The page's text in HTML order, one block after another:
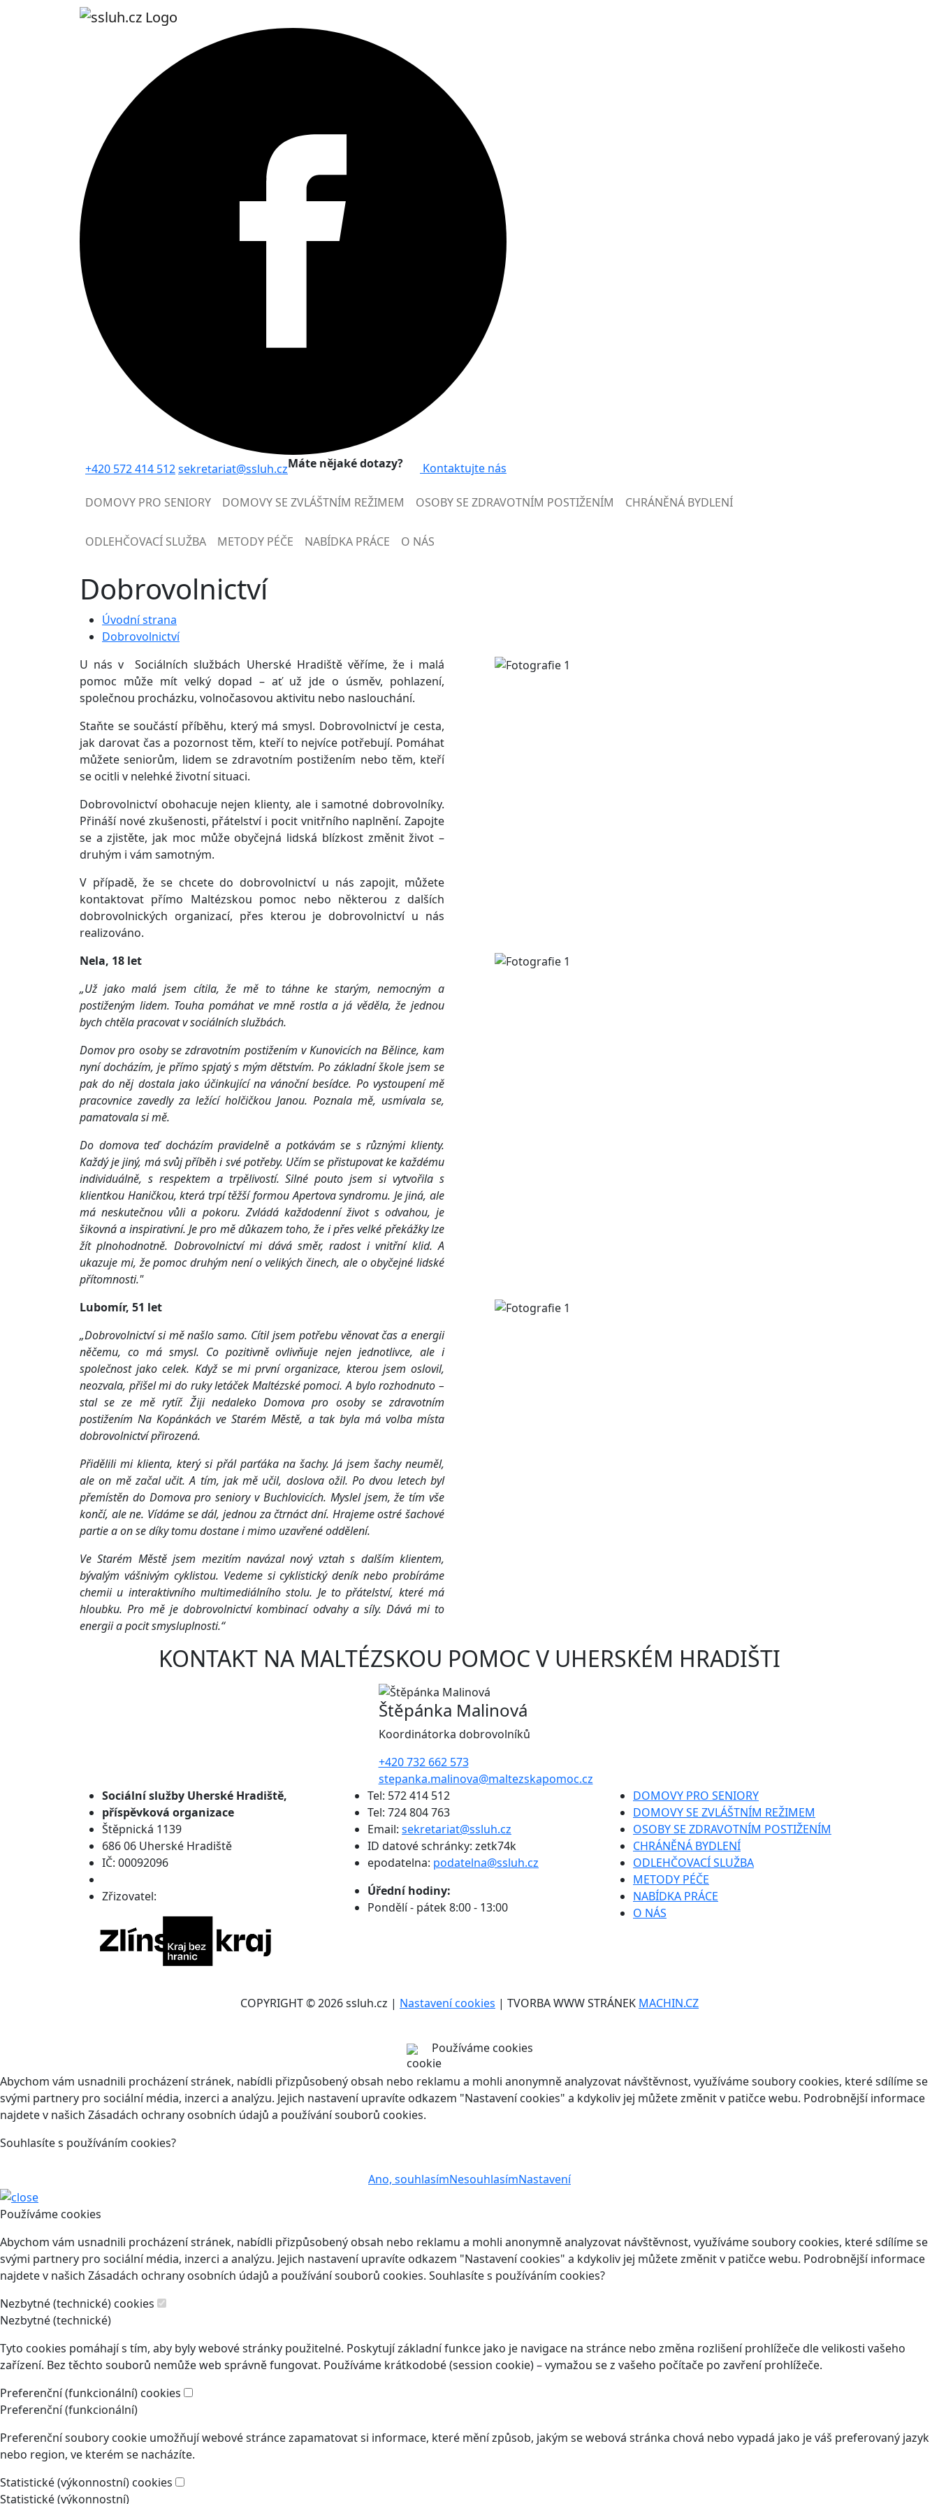
+420 572 414 512sekretariat@ssluh.czMáte nějaké dotazy? Kontaktujte nás
DOMOVY PRO SENIORY DOMOVY SE ZVLÁŠTNÍM REŽIMEM OSOBY SE ZDRAVOTNÍM POSTIŽENÍM CHRÁNĚNÁ BYDLENÍ
ODLEHČOVACÍ SLUŽBA METODY PÉČE NABÍDKA PRÁCE O NÁS
Dobrovolnictví
Úvodní strana
Dobrovolnictví
U nás v Sociálních službách Uherské Hradiště věříme, že i malá
pomoc může mít velký dopad – ať už jde o úsměv, pohlazení,
společnou procházku, volnočasovou aktivitu nebo naslouchání.
Staňte se součástí příběhu, který má smysl. Dobrovolnictví je cesta,
jak darovat čas a pozornost těm, kteří to nejvíce potřebují. Pomáhat
můžete seniorům, lidem se zdravotním postižením nebo těm, kteří
se ocitli v nelehké životní situaci.
Dobrovolnictví obohacuje nejen klienty, ale i samotné dobrovolníky.
Přináší nové zkušenosti, přátelství i pocit vnitřního naplnění. Zapojte
se a zjistěte, jak moc může obyčejná lidská blízkost změnit život –
druhým i vám samotným.
V případě, že se chcete do dobrovolnictví u nás zapojit, můžete
kontaktovat přímo Maltézskou pomoc nebo některou z dalších
dobrovolnických organizací, přes kterou je dobrovolnictví u nás
realizováno.
Nela, 18 let
„Už jako malá jsem cítila, že mě to táhne ke starým, nemocným a
postiženým lidem. Touha pomáhat ve mně rostla a já věděla, že jednou
bych chtěla pracovat v sociálních službách.
Domov pro osoby se zdravotním postižením v Kunovicích na Bělince, kam
nyní docházím, je přímo spjatý s mým dětstvím. Po základní škole jsem se
pak do něj dostala jako účinkující na vánoční besídce. Po vystoupení mě
pracovnice zavedly za ležící holčičkou Janou. Poznala mě, usmívala se,
pamatovala si mě.
Do domova teď docházím pravidelně a potkávám se s různými klienty.
Každý je jiný, má svůj příběh i své potřeby. Učím se přistupovat ke každému
individuálně, s respektem a trpělivostí. Silné pouto jsem si vytvořila s
klientkou Haničkou, která trpí těžší formou Apertova syndromu. Je jiná, ale
má neskutečnou vůli a pokoru. Zvládá každodenní život s odvahou, je
šikovná a inspirativní. Je pro mě důkazem toho, že i přes velké překážky lze
žít plnohodnotně. Dobrovolnictví mi dává směr, radost i vnitřní klid. A
ukazuje mi, že pomoc druhým není o velikých činech, ale o obyčejné lidské
přítomnosti."
Lubomír, 51 let
„Dobrovolnictví si mě našlo samo. Cítil jsem potřebu věnovat čas a energii
něčemu, co má smysl. Co pozitivně ovlivňuje nejen jednotlivce, ale i
společnost jako celek. Když se mi první organizace, kterou jsem oslovil,
neozvala, přišel mi do ruky letáček Maltézské pomoci. A bylo rozhodnuto –
stal se ze mě rytíř. Žiji nedaleko Domova pro osoby se zdravotním
postižením Na Kopánkách ve Starém Městě, a tak byla má volba místa
dobrovolnictví přirozená.
Přidělili mi klienta, který si přál parťáka na šachy. Já jsem šachy neuměl,
ale on mě začal učit. A tím, jak mě učil, doslova ožil. Po dvou letech byl
přemístěn do Domova pro seniory v Buchlovicích. Myslel jsem, že tím vše
končí, ale ne. Vídáme se dál, jednou za čtrnáct dní. Hrajeme ostré šachové
partie a on se díky tomu dostane i mimo uzavřené oddělení.
Ve Starém Městě jsem mezitím navázal nový vztah s dalším klientem,
bývalým vášnivým cyklistou. Vedeme si cyklistický deník nebo probíráme
chemii u interaktivního multimediálního stolu. Je to přátelství, které má
hloubku. Pro mě je dobrovolnictví kombinací odvahy a síly. Dává mi to
energii a pocit smysluplnosti.“
KONTAKT NA MALTÉZSKOU POMOC V UHERSKÉM HRADIŠTI
Štěpánka Malinová
Koordinátorka dobrovolníků
+420 732 662 573
stepanka.malinova@maltezskapomoc.cz
Sociální služby Uherské Hradiště,
příspěvková organizace
Štěpnická 1139
686 06 Uherské Hradiště
IČ: 00092096
Zřizovatel:
Tel: 572 414 512
Tel: 724 804 763
Email: sekretariat@ssluh.cz
ID datové schránky: zetk74k
epodatelna: podatelna@ssluh.cz
Úřední hodiny:
Pondělí - pátek 8:00 - 13:00
DOMOVY PRO SENIORY
DOMOVY SE ZVLÁŠTNÍM REŽIMEM
OSOBY SE ZDRAVOTNÍM POSTIŽENÍM
CHRÁNĚNÁ BYDLENÍ
ODLEHČOVACÍ SLUŽBA
METODY PÉČE
NABÍDKA PRÁCE
O NÁS
COPYRIGHT © 2026 ssluh.cz | Nastavení cookies | TVORBA WWW STRÁNEK MACHIN.CZ
Používáme cookies
Abychom vám usnadnili procházení stránek, nabídli přizpůsobený obsah nebo reklamu a mohli anonymně analyzovat návštěvnost, využíváme soubory cookies, které sdílíme se
svými partnery pro sociální média, inzerci a analýzu. Jejich nastavení upravíte odkazem "Nastavení cookies" a kdykoliv jej můžete změnit v patičce webu. Podrobnější informace
najdete v našich Zásadách ochrany osobních údajů a používání souborů cookies.
Souhlasíte s používáním cookies?
Ano, souhlasímNesouhlasímNastavení
Používáme cookies
Abychom vám usnadnili procházení stránek, nabídli přizpůsobený obsah nebo reklamu a mohli anonymně analyzovat návštěvnost, využíváme soubory cookies, které sdílíme se
svými partnery pro sociální média, inzerci a analýzu. Jejich nastavení upravíte odkazem "Nastavení cookies" a kdykoliv jej můžete změnit v patičce webu. Podrobnější informace
najdete v našich Zásadách ochrany osobních údajů a používání souborů cookies. Souhlasíte s používáním cookies?
Nezbytné (technické) cookies
Nezbytné (technické)
Tyto cookies pomáhají s tím, aby byly webové stránky použitelné. Poskytují základní funkce jako je navigace na stránce nebo změna rozlišení prohlížeče dle velikosti vašeho
zařízení. Bez těchto souborů nemůže web správně fungovat. Používáme krátkodobé (session cookie) – vymažou se z vašeho počítače po zavření prohlížeče.
Preferenční (funkcionální) cookies
Preferenční (funkcionální)
Preferenční soubory cookie umožňují webové stránce zapamatovat si informace, které mění způsob, jakým se webová stránka chová nebo vypadá jako je váš preferovaný jazyk
nebo region, ve kterém se nacházíte.
Statistické (výkonnostní) cookies
Statistické (výkonnostní)